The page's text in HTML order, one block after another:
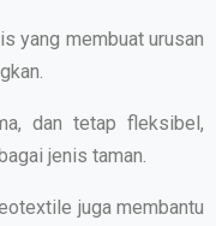
yang membuat urusan
dan tetap fleksibel,
jenis taman.
juga membantu